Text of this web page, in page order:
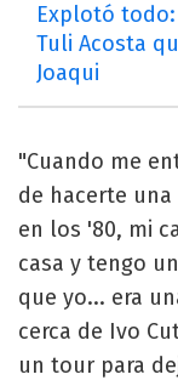
Explotó
Tuli Acosta
Joaqui
"Cuando me
de hacerte una
en los '80, mi
casa y tengo
que yo... era
cerca de Ivo
un tour para